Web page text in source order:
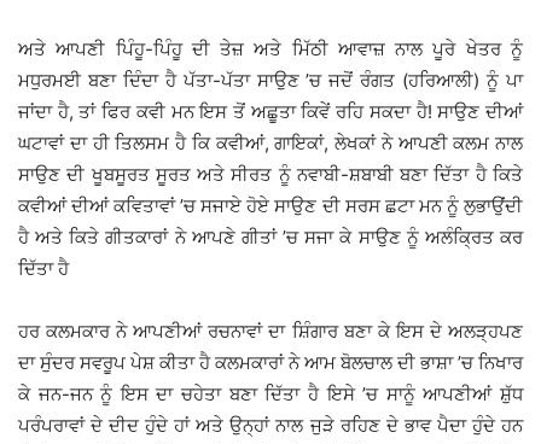
ਅਤੇ ਆਪਣੀ ਪਿੰਹੂ-ਪਿੰਹੂ ਦੀ ਤੇਜ਼ ਅਤੇ ਮਿੱਠੀ ਆਵਾਜ਼ ਨਾਲ ਪੂਰੇ ਖੇਤਰ ਨੂੰ
ਮਧੁਰਮਈ ਬਣਾ ਦਿੰਦਾ ਹੈ ਪੱਤਾ-ਪੱਤਾ ਸਾਉਣ ’ਚ ਜਦੋਂ ਰੰਗਤ (ਹਰਿਆਲੀ) ਨੂੰ ਪਾ
ਜਾਂਦਾ ਹੈ, ਤਾਂ ਫਿਰ ਕਵੀ ਮਨ ਇਸ ਤੋਂ ਅਛੂਤਾ ਕਿਵੇਂ ਰਹਿ ਸਕਦਾ ਹੈ! ਸਾਉਣ ਦੀਆਂ
ਘਟਾਵਾਂ ਦਾ ਹੀ ਤਿਲਸਮ ਹੈ ਕਿ ਕਵੀਆਂ, ਗਾਇਕਾਂ, ਲੇਖਕਾਂ ਨੇ ਆਪਣੀ ਕਲਮ ਨਾਲ
ਸਾਉਣ ਦੀ ਖੂਬਸੂਰਤ ਸੂਰਤ ਅਤੇ ਸੀਰਤ ਨੂੰ ਨਵਾਬੀ-ਸ਼ਬਾਬੀ ਬਣਾ ਦਿੱਤਾ ਹੈ ਕਿਤੇ
ਕਵੀਆਂ ਦੀਆਂ ਕਵਿਤਾਵਾਂ ’ਚ ਸਜਾਏ ਹੋਏ ਸਾਉਣ ਦੀ ਸਰਸ ਛਟਾ ਮਨ ਨੂੰ ਲੁਭਾਉਂਦੀ
ਹੈ ਅਤੇ ਕਿਤੇ ਗੀਤਕਾਰਾਂ ਨੇ ਆਪਣੇ ਗੀਤਾਂ ’ਚ ਸਜਾ ਕੇ ਸਾਉਣ ਨੂੰ ਅਲੰਕ੍ਰਿਤ ਕਰ
ਦਿੱਤਾ ਹੈ
ਹਰ ਕਲਮਕਾਰ ਨੇ ਆਪਣੀਆਂ ਰਚਨਾਵਾਂ ਦਾ ਸ਼ਿੰਗਾਰ ਬਣਾ ਕੇ ਇਸ ਦੇ ਅਲੜ੍ਹਪਣ
ਦਾ ਸੁੰਦਰ ਸਵਰੂਪ ਪੇਸ਼ ਕੀਤਾ ਹੈ ਕਲਮਕਾਰਾਂ ਨੇ ਆਮ ਬੋਲਚਾਲ ਦੀ ਭਾਸ਼ਾ ’ਚ ਨਿਖਾਰ
ਕੇ ਜਨ-ਜਨ ਨੂੰ ਇਸ ਦਾ ਚਹੇਤਾ ਬਣਾ ਦਿੱਤਾ ਹੈ ਇਸੇ ’ਚ ਸਾਨੂੰ ਆਪਣੀਆਂ ਸ਼ੁੱਧ
ਪਰੰਪਰਾਵਾਂ ਦੇ ਦੀਦ ਹੁੰਦੇ ਹਾਂ ਅਤੇ ਉਨ੍ਹਾਂ ਨਾਲ ਜੁੜੇ ਰਹਿਣ ਦੇ ਭਾਵ ਪੈਦਾ ਹੁੰਦੇ ਹਨ